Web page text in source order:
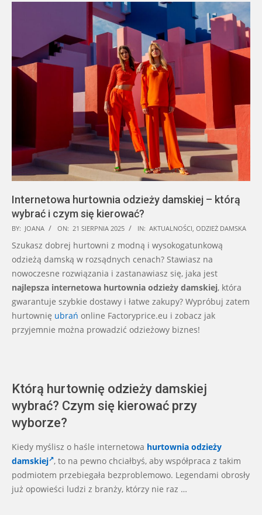
Internetowa hurtownia odzieży damskiej – którą
wybrać i czym się kierować?
2025-
08-
21
BY: JOANA ON: 21 SIERPNIA 2025 IN: AKTUALNOŚCI, ODZIEŻ DAMSKA
Szukasz dobrej hurtowni z modną i wysokogatunkową
odzieżą damską w rozsądnych cenach? Stawiasz na
nowoczesne rozwiązania i zastanawiasz się, jaka jest
najlepsza internetowa hurtownia odzieży damskiej, która
gwarantuje szybkie dostawy i łatwe zakupy? Wypróbuj zatem
hurtownię ubrań online Factoryprice.eu i zobacz jak
przyjemnie można prowadzić odzieżowy biznes!
Którą hurtownię odzieży damskiej
wybrać? Czym się kierować przy
wyborze?
Kiedy myślisz o haśle internetowa hurtownia odzieży
damskiej , to na pewno chciałbyś, aby współpraca z takim
podmiotem przebiegała bezproblemowo. Legendami obrosły
już opowieści ludzi z branży, którzy nie raz …